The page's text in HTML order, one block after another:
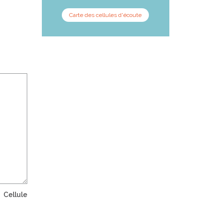
Cellule
Carte des cellules d'écoute